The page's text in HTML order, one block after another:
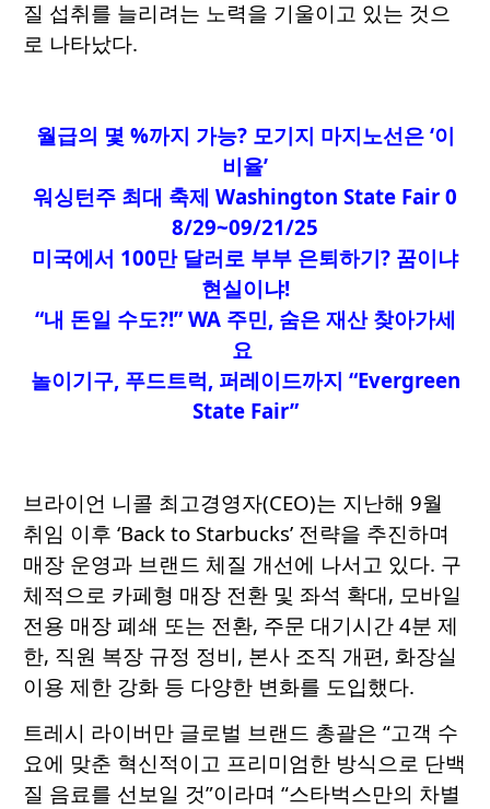
질 섭취를 늘리려는 노력을 기울이고 있는 것으
로 나타났다.
월급의 몇 %까지 가능? 모기지 마지노선은 ‘이
비율’
워싱턴주 최대 축제 Washington State Fair 0
8/29~09/21/25
미국에서 100만 달러로 부부 은퇴하기? 꿈이냐
현실이냐!
“내 돈일 수도?!” WA 주민, 숨은 재산 찾아가세
요
놀이기구, 푸드트럭, 퍼레이드까지 “Evergreen
State Fair”
브라이언 니콜 최고경영자(CEO)는 지난해 9월
취임 이후 ‘Back to Starbucks’ 전략을 추진하며
매장 운영과 브랜드 체질 개선에 나서고 있다. 구
체적으로 카페형 매장 전환 및 좌석 확대, 모바일
전용 매장 폐쇄 또는 전환, 주문 대기시간 4분 제
한, 직원 복장 규정 정비, 본사 조직 개편, 화장실
이용 제한 강화 등 다양한 변화를 도입했다.
트레시 라이버만 글로벌 브랜드 총괄은 “고객 수
요에 맞춘 혁신적이고 프리미엄한 방식으로 단백
질 음료를 선보일 것”이라며 “스타벅스만의 차별